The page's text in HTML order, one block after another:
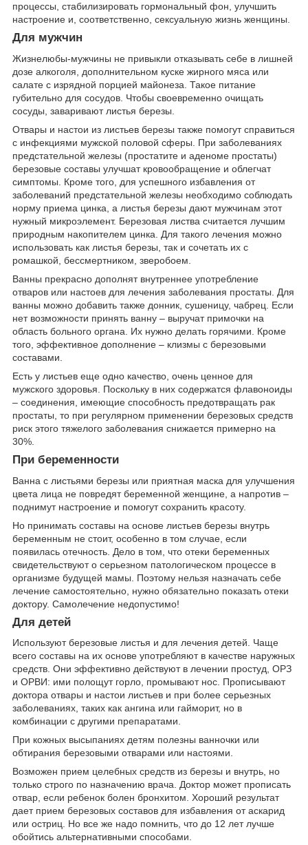
процессы, стабилизировать гормональный фон, улучшить
настроение и, соответственно, сексуальную жизнь женщины.
Для мужчин
Жизнелюбы-мужчины не привыкли отказывать себе в лишней
дозе алкоголя, дополнительном куске жирного мяса или
салате с изрядной порцией майонеза. Такое питание
губительно для сосудов. Чтобы своевременно очищать
сосуды, заваривают листья березы.
Отвары и настои из листьев березы также помогут справиться
с инфекциями мужской половой сферы. При заболеваниях
предстательной железы (простатите и аденоме простаты)
березовые составы улучшат кровообращение и облегчат
симптомы. Кроме того, для успешного избавления от
заболеваний предстательной железы необходимо соблюдать
норму приема цинка, а листья березы дают мужчинам этот
нужный микроэлемент. Березовая листва считается лучшим
природным накопителем цинка. Для такого лечения можно
использовать как листья березы, так и сочетать их с
ромашкой, бессмертником, зверобоем.
Ванны прекрасно дополнят внутреннее употребление
отваров или настоев для лечения заболевания простаты. Для
ванны можно добавить также донник, сушеницу, чабрец. Если
нет возможности принять ванну – выручат примочки на
область больного органа. Их нужно делать горячими. Кроме
того, эффективное дополнение – клизмы с березовыми
составами.
Есть у листьев еще одно качество, очень ценное для
мужского здоровья. Поскольку в них содержатся флавоноиды
– соединения, имеющие способность предотвращать рак
простаты, то при регулярном применении березовых средств
риск этого тяжелого заболевания снижается примерно на
30%.
При беременности
Ванна с листьями березы или приятная маска для улучшения
цвета лица не повредят беременной женщине, а напротив –
поднимут настроение и помогут сохранить красоту.
Но принимать составы на основе листьев березы внутрь
беременным не стоит, особенно в том случае, если
появилась отечность. Дело в том, что отеки беременных
свидетельствуют о серьезном патологическом процессе в
организме будущей мамы. Поэтому нельзя назначать себе
лечение самостоятельно, нужно обязательно показать отеки
доктору. Самолечение недопустимо!
Для детей
Используют березовые листья и для лечения детей. Чаще
всего составы на их основе употребляют в качестве наружных
средств. Они эффективно действуют в лечении простуд, ОРЗ
и ОРВИ: ими полощут горло, промывают нос. Прописывают
доктора отвары и настои листьев и при более серьезных
заболеваниях, таких как ангина или гайморит, но в
комбинации с другими препаратами.
При кожных высыпаниях детям полезны ванночки или
обтирания березовыми отварами или настоями.
Возможен прием целебных средств из березы и внутрь, но
только строго по назначению врача. Доктор может прописать
отвар, если ребенок болен бронхитом. Хороший результат
дает прием березовых составов для избавления от аскарид
или остриц. Но все же надо помнить, что до 12 лет лучше
обойтись альтернативными способами.